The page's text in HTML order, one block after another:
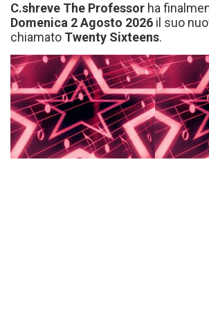
C.shreve The Professor ha
Domenica 2 Agosto 2026 il suo
chiamato Twenty Sixteens.